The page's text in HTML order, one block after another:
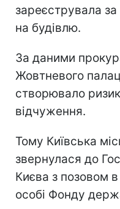
зареєструвала
на будівлю.
За даними
Жовтневого
створювало
відчуження.
Тому Київська
звернулася до
Києва з позовом
особі Фонду